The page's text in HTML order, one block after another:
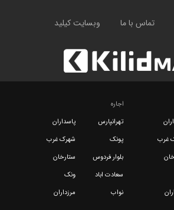
تماس با ما وبسایت کیلید
غرب
اجاره
تهرانپارس
پاسداران
پونک
شهرک غرب
بلوار فردوس
ستارخان
سعادت اباد
ونک
نواب
مرزداران